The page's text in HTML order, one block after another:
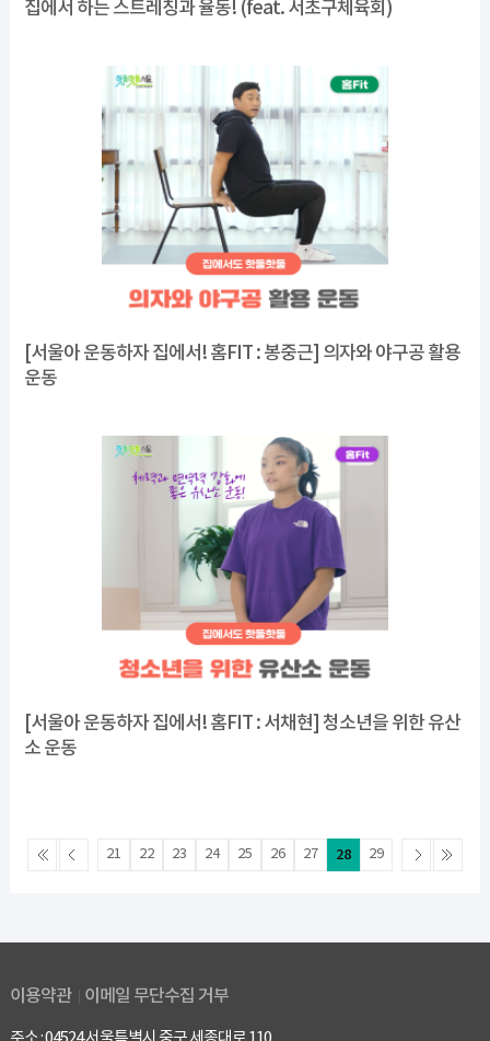
집에서 하는 스트레칭과 율동! (feat. 서초구체육회)
[서울아 운동하자 집에서! 홈FIT : 봉중근] 의자와 야구공 활용
운동
[서울아 운동하자 집에서! 홈FIT : 서채현] 청소년을 위한 유산
소 운동
21 22 23 24 25 26 27 28 29
이용약관 이메일 무단수집 거부